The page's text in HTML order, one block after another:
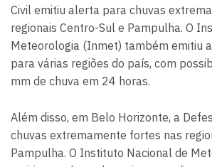
Civil emitiu alerta para chuvas
regionais Centro-Sul e Pampulha. O
Meteorologia (Inmet) também emitiu
para várias regiões do país, com
mm de chuva em 24 horas.
Além disso, em Belo Horizonte, a
chuvas extremamente fortes nas
Pampulha. O Instituto Nacional de